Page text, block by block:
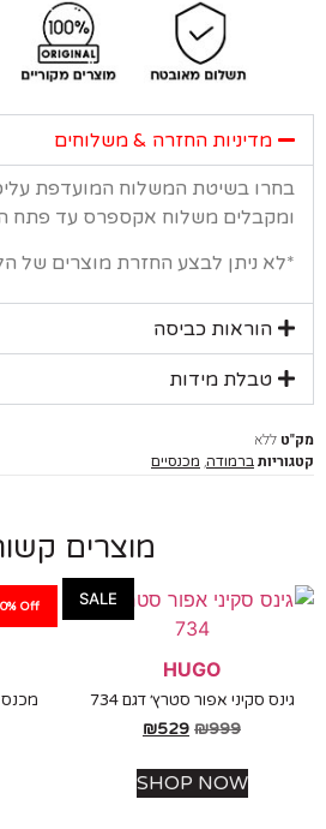
מדיניות החזרה & משלוחים
בשיטת המשלוח המועדפת עליכם –
משלוח אקספרס עד פתח הדלת!
ניתן לבצע החזרת מוצרים של
הוראות כביסה
טבלת מידות
ללא
ברמודה,מכנסיים
מוצרים קשורים
SALE
HUGO
סקיני אפור סטרץ׳ דגם 734
₪
₪529
SHOP NOW
Up To 80% Off
מכנס